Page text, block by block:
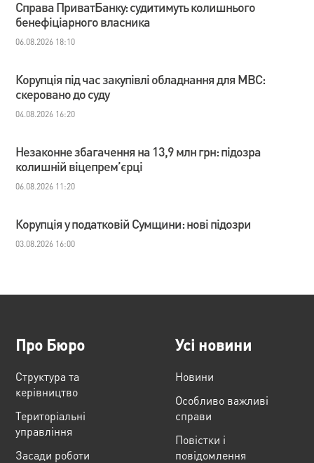
Справа ПриватБанку: судитимуть колишнього
бенефіціарного власника
06.08.2026 18:10
Корупція під час закупівлі обладнання для МВС:
скеровано до суду
04.08.2026 16:20
Незаконне збагачення на 13,9 млн грн: підозра
колишній віцепрем’єрці
06.08.2026 11:20
Корупція у податковій Сумщини: нові підозри
03.08.2026 16:00
Про Бюро
Структура та
керівництво
Територіальні
управління
Засади роботи
Усі новини
Новини
Особливо важливі
справи
Повістки і
повідомлення